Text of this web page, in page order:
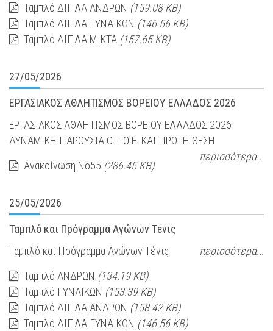
Ταμπλό ΔΙΠΛΑ ΑΝΔΡΩΝ (159.08 KB)
Ταμπλό ΔΙΠΛΑ ΓΥΝΑΙΚΩΝ (146.56 KB)
Ταμπλό ΔΙΠΛΑ ΜΙΚΤΑ (157.65 KB)
27/05/2026
ΕΡΓΑΣΙΑΚΟΣ ΑΘΛΗΤΙΣΜΟΣ ΒΟΡΕΙΟΥ ΕΛΛΑΔΟΣ 2026
ΕΡΓΑΣΙΑΚΟΣ ΑΘΛΗΤΙΣΜΟΣ ΒΟΡΕΙΟΥ ΕΛΛΑΔΟΣ 2026
ΔΥΝΑΜΙΚΗ ΠΑΡΟΥΣΙΑ Ο.Τ.Ο.Ε. ΚΑΙ ΠΡΩΤΗ ΘΕΣΗ
περισσότερα...
Ανακοίνωση Νο55 (286.45 KB)
25/05/2026
Ταμπλό και Πρόγραμμα Αγώνων Τένις
Ταμπλό και Πρόγραμμα Αγώνων Τένις
περισσότερα...
Ταμπλό ΑΝΔΡΩΝ (134.19 KB)
Ταμπλό ΓΥΝΑΙΚΩΝ (153.39 KB)
Ταμπλό ΔΙΠΛΑ ΑΝΔΡΩΝ (158.42 KB)
Ταμπλό ΔΙΠΛΑ ΓΥΝΑΙΚΩΝ (146.56 KB)